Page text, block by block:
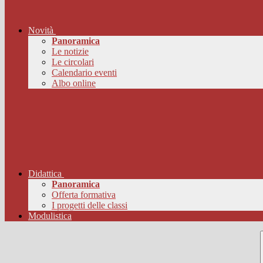
Novità
Panoramica
Le notizie
Le circolari
Calendario eventi
Albo online
Didattica
Panoramica
Offerta formativa
I progetti delle classi
Modulistica